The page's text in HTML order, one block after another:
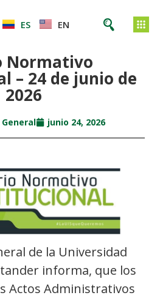
ES EN
Normativo
– 24 de junio de
2026
junio 24, 2026
de la Universidad
informa, que los
Actos Administrativos